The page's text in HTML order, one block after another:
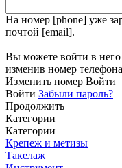
На номер [phone] уже
почтой [email].
Вы можете войти в
изменив номер
Изменить номер Войти
Войти Забыли пароль?
Продолжить
Категории
Категории
Крепеж и метизы
Такелаж